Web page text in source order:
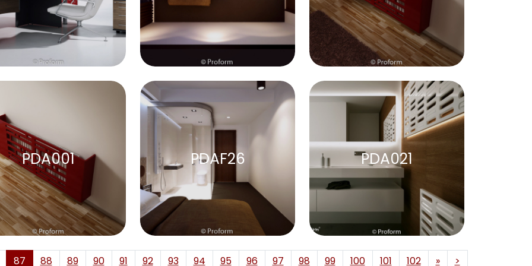
PDA001 PDAF26 PDA021
87 88 89 90 91 92 93 94 95 96 97 98 99 100 101 102 » >